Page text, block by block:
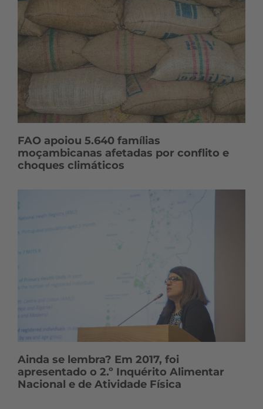
FAO apoiou 5.640 famílias
moçambicanas afetadas por conflito e
choques climáticos
Ainda se lembra? Em 2017, foi
apresentado o 2.º Inquérito Alimentar
Nacional e de Atividade Física